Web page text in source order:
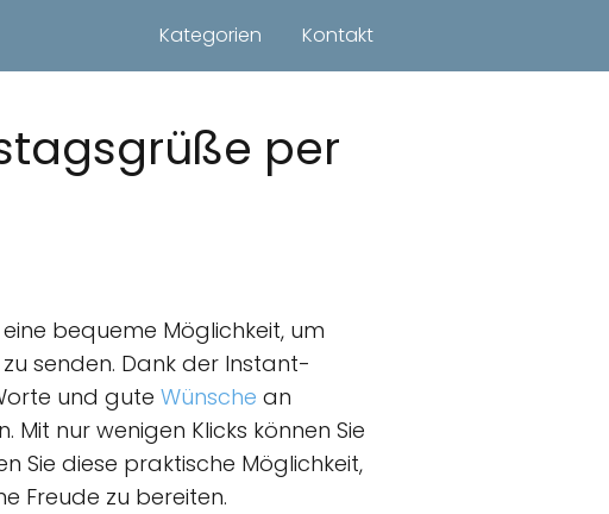
Kategorien Kontakt
per
bequeme Möglichkeit, um
senden. Dank der Instant-
und gute Wünsche an
nur wenigen Klicks können Sie
Sie diese praktische Möglichkeit,
Freude zu bereiten.